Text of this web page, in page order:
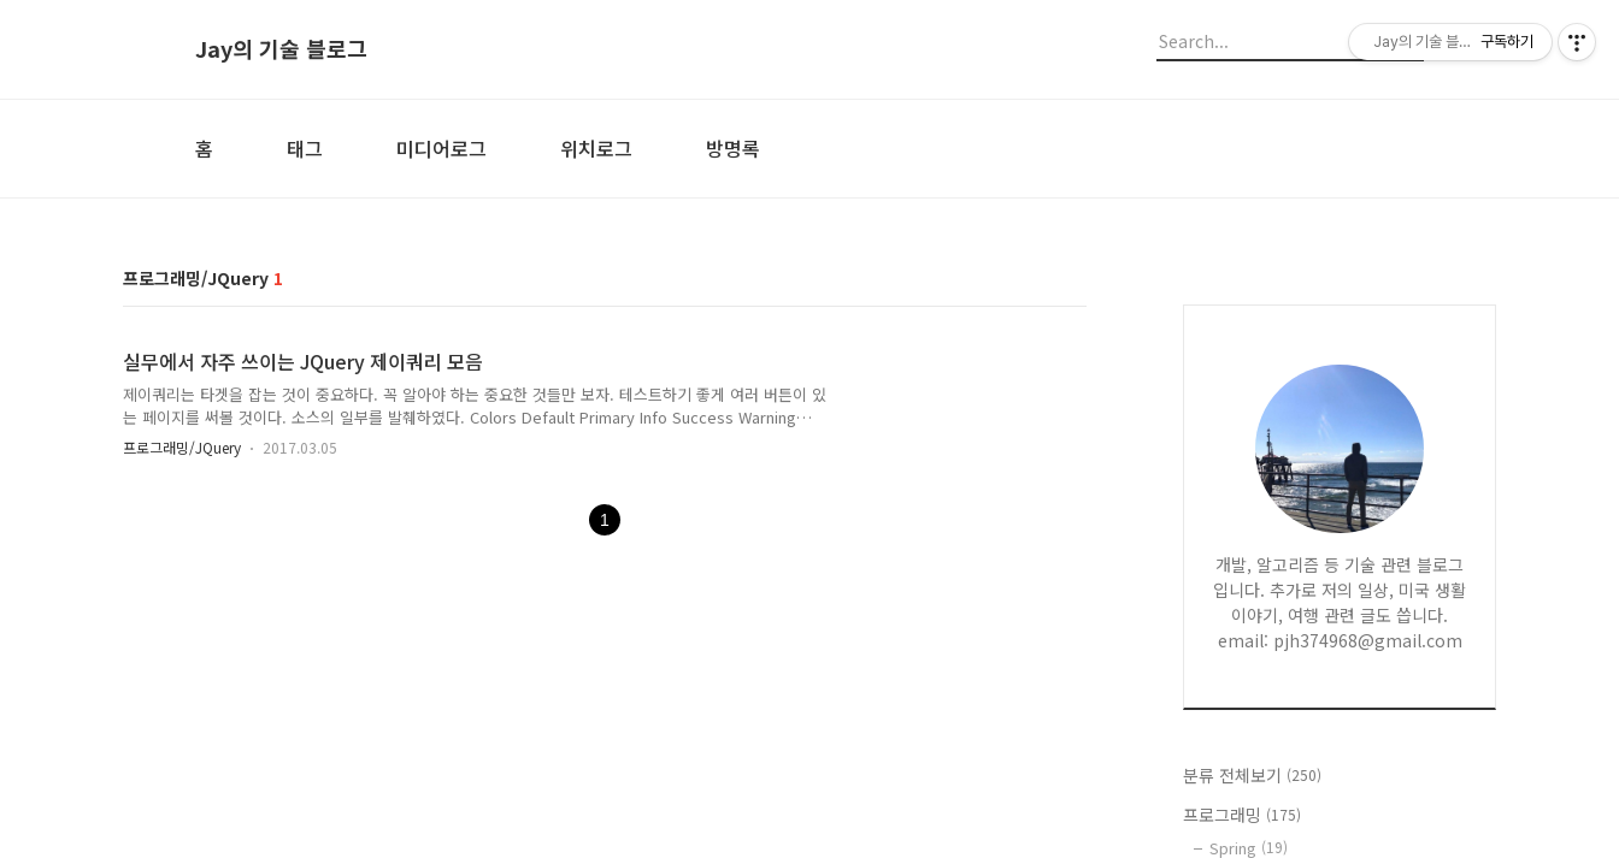
Jay의 기술 블로그
홈 태그 미디어로그 위치로그 방명록
프로그래밍/JQuery 1
실무에서 자주 쓰이는 JQuery 제이쿼리 모음
제이쿼리는 타겟을 잡는 것이 중요하다. 꼭 알아야 하는 중요한 것들만 보자. 테스트하기 좋게 여러 버튼이 있
는 페이지를 써볼 것이다. 소스의 일부를 발췌하였다. Colors Default Primary Info Success Warning
Danger Styles Default Fill Fill + Round Round Simple //.................... 1. 먼저 타겟 잡는 법이다
$("#defaultBtId0").css("border", "8px solid #ff0000"); 쩜(.)을 기준으로 왼쪽이 target이다. 지금은 아이
프로그래밍/JQuery 2017.03.05
1
개발, 알고리즘 등 기술 관련 블로그
입니다. 추가로 저의 일상, 미국 생활
이야기, 여행 관련 글도 씁니다.
email: pjh374968@gmail.com
분류 전체보기 (250)
프로그래밍 (175)
Spring (19)
Jay의 기술 블로그구독하기